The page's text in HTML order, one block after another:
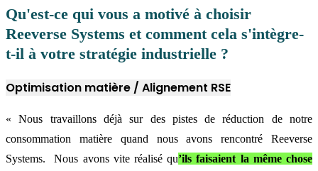
Qu'est-ce qui vous a motivé à choisir
Reeverse Systems et comment cela s'intègre-
t-il à votre stratégie industrielle ?
Optimisation matière / Alignement RSE
« Nous travaillons déjà sur des pistes de réduction de notre
consommation matière quand nous avons rencontré Reeverse
Systems. Nous avons vite réalisé qu’ils faisaient la même chose